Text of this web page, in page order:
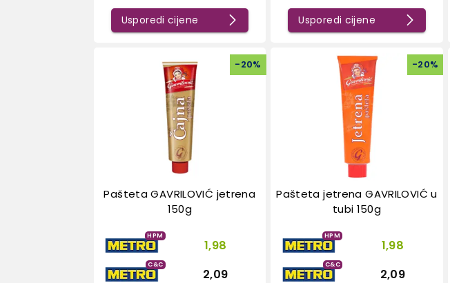
Usporedi cijene Usporedi cijene
-20%
Pašteta GAVRILOVIĆ jetrena
150g
HPM
1,98
C&C
2,09
-20%
Pašteta jetrena GAVRILOVIĆ u
tubi 150g
HPM
1,98
C&C
2,09